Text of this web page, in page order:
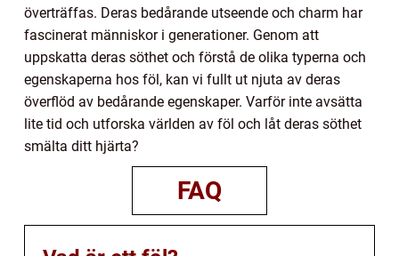
överträffas. Deras bedårande utseende och charm har
fascinerat människor i generationer. Genom att
uppskatta deras söthet och förstå de olika typerna och
egenskaperna hos föl, kan vi fullt ut njuta av deras
överflöd av bedårande egenskaper. Varför inte avsätta
lite tid och utforska världen av föl och låt deras söthet
smälta ditt hjärta?
FAQ